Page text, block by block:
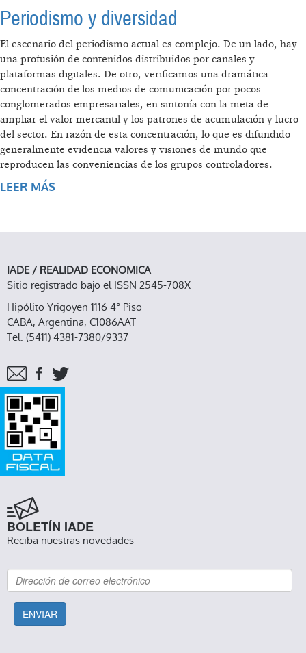
Periodismo y diversidad
El escenario del periodismo actual es complejo. De un lado, hay
una profusión de contenidos distribuidos por canales y
plataformas digitales. De otro, verificamos una dramática
concentración de los medios de comunicación por pocos
conglomerados empresariales, en sintonía con la meta de
ampliar el valor mercantil y los patrones de acumulación y lucro
del sector. En razón de esta concentración, lo que es difundido
generalmente evidencia valores y visiones de mundo que
reproducen las conveniencias de los grupos controladores.
LEER MÁS
IADE / REALIDAD ECONOMICA
Sitio registrado bajo el ISSN 2545-708X
Hipólito Yrigoyen 1116 4° Piso
CABA, Argentina, C1086AAT
Tel. (5411) 4381-7380/9337
BOLETÍN IADE
Reciba nuestras novedades
ENVIAR